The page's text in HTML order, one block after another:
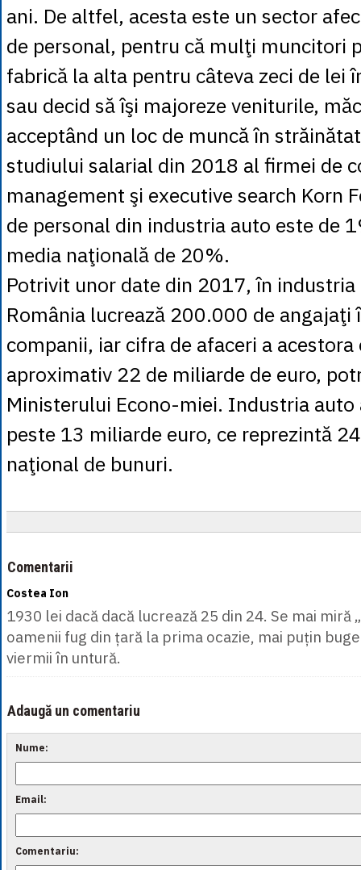
ani. De altfel, acesta este un sector
de personal, pentru că mulţi muncitori
fabrică la alta pentru câteva zeci de lei
sau decid să îşi majoreze veniturile,
acceptând un loc de muncă în
studiului salarial din 2018 al firmei de
management şi executive search Korn
de personal din industria auto este de
media naţională de 20%.
Potrivit unor date din 2017, în
România lucrează 200.000 de angajaţi
companii, iar cifra de afaceri a acestora
aproximativ 22 de miliarde de euro,
Ministerului Econo-miei. Industria auto
peste 13 miliarde euro, ce reprezintă
naţional de bunuri.
Comentarii
Costea Ion
1930 lei dacă dacă lucrează 25 din 24. Se mai miră
oamenii fug din țară la prima ocazie, mai puțin
viermii în untură.
Adaugă un comentariu
Nume:
Email:
Comentariu: